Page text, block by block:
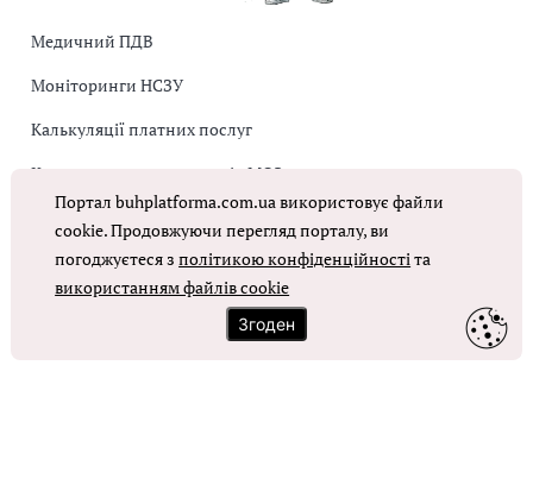
Медичний ПДВ
Моніторинги НСЗУ
Калькуляції платних послуг
Коригувальна накладна від МОЗ
Оплата праці в КНП
ОТРИМАТИ ДОСТУП
Портал buhplatforma.com.ua використовує файли
cookie. Продовжуючи перегляд порталу, ви
погоджуєтеся зполітикою конфіденційностіта
використанням файлів cookie
Згоден